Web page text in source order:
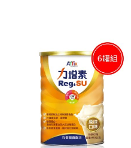
始
價
格：
NT$4,680。
前
價
格：
NT$3,550。